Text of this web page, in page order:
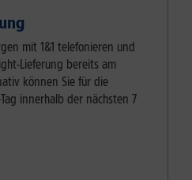
mit 1&1 telefonieren und
Lieferung bereits am
können Sie für die
innerhalb der nächsten 7